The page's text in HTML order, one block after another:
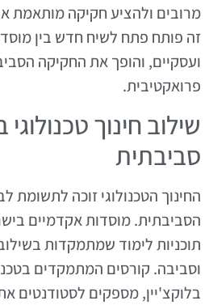
מרובים ולהציע חקיקה מותאמת
זה פותח פתח לשיח חדש בין
ועסקיים, והופך את החקיקה
פרואקטיבית.
שילוב חינוך
סביבתית
החינוך הטכנולוגי זוכה
הסביבתית. מוסדות אקדמיים
תוכניות לימוד שמתמקדות
וסביבה. קורסים המתמקדים
בלוקצ'יין, מספקים לסטודנטים